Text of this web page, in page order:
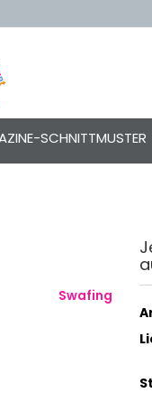
Konto
SCHNITTMUSTER
Swafing